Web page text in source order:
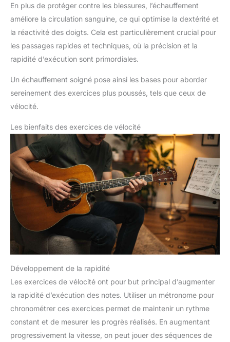
En plus de protéger contre les blessures, l’échauffement
améliore la circulation sanguine, ce qui optimise la dextérité et
la réactivité des doigts. Cela est particulièrement crucial pour
les passages rapides et techniques, où la précision et la
rapidité d’exécution sont primordiales.
Un échauffement soigné pose ainsi les bases pour aborder
sereinement des exercices plus poussés, tels que ceux de
vélocité.
Les bienfaits des exercices de vélocité
Développement de la rapidité
Les exercices de vélocité ont pour but principal d’augmenter
la rapidité d’exécution des notes. Utiliser un métronome pour
chronométrer ces exercices permet de maintenir un rythme
constant et de mesurer les progrès réalisés. En augmentant
progressivement la vitesse, on peut jouer des séquences de